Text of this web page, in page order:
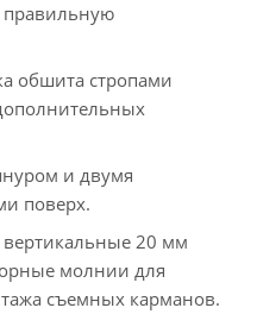
правильную
обшита стропами
и двумя
поверх.
20 мм
молнии для
съемных карманов.